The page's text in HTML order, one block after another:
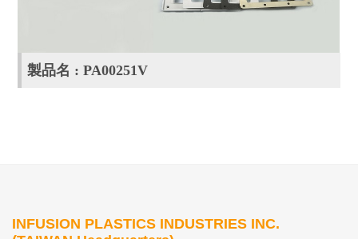
製品名 : PA00251V
INFUSION PLASTICS INDUSTRIES INC.